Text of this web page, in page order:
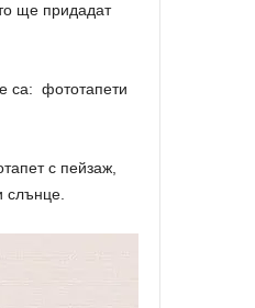
ще придадат
са: фототапети
с пейзаж,
слънце.